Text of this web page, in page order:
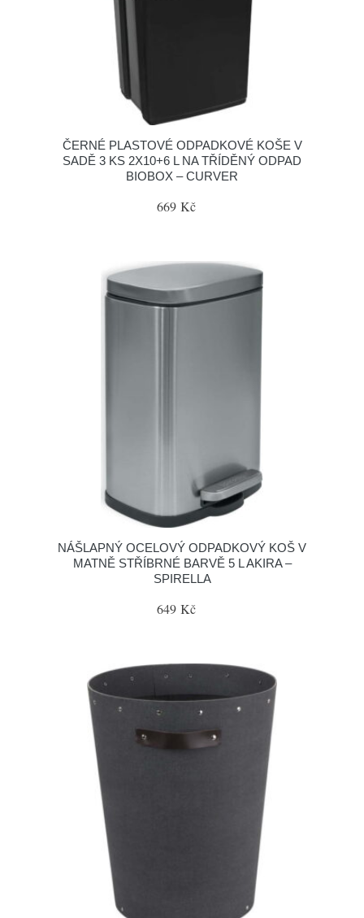
ČERNÉ PLASTOVÉ ODPADKOVÉ KOŠE V
SADĚ 3 KS 2X10+6 L NA TŘÍDĚNÝ ODPAD
BIOBOX – CURVER
669 Kč
NÁŠLAPNÝ OCELOVÝ ODPADKOVÝ KOŠ V
MATNĚ STŘÍBRNÉ BARVĚ 5 L AKIRA –
SPIRELLA
649 Kč